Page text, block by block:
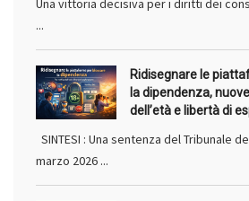
Una vittoria decisiva per i diritti dei
...
Ridisegnare le
la dipendenza,
dell’età e libertà di
SINTESI : Una sentenza del Tribunale
marzo 2026 ...